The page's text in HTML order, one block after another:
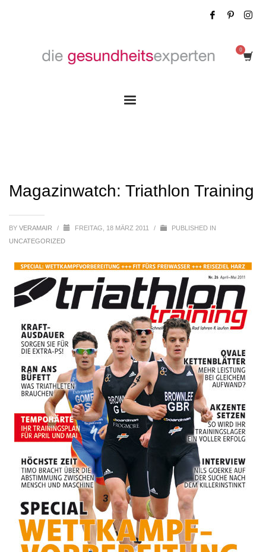
Magazinwatch: Triathlon Training
BY VERAMAIR / FREITAG, 18 MÄRZ 2011 /
PUBLISHED IN
UNCATEGORIZED